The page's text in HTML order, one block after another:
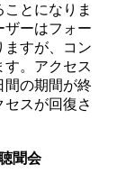
とになりま
ザーはフォー
ますが、コン
す。アクセス
間の期間が終
スが回復さ
聞会